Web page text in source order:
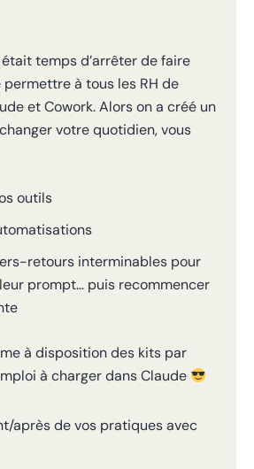
était temps d’arrêter de faire
à tous les RH de
et Cowork. Alors on a créé un
votre quotidien, vous
outils
retours interminables pour
prompt… puis recommencer
à disposition des kits par
à charger dans Claude
après de vos pratiques avec